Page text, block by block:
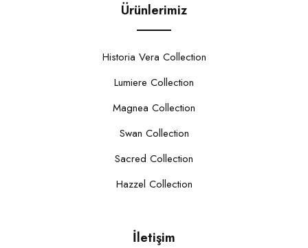
Ürünlerimiz
Historia Vera Collection
Lumiere Collection
Magnea Collection
Swan Collection
Sacred Collection
Hazzel Collection
İletişim